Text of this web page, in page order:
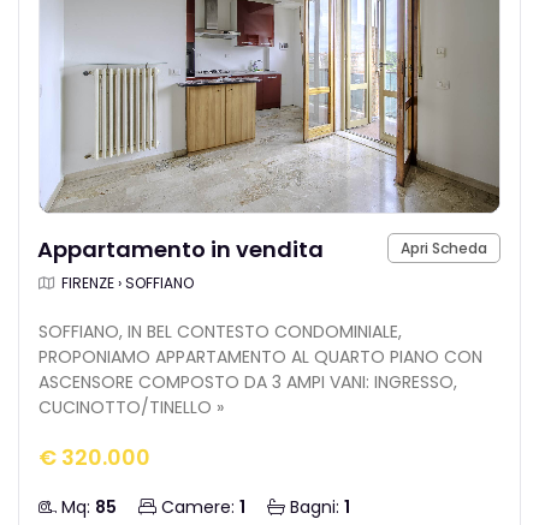
Apri Scheda
Appartamento in vendita
FIRENZE › SOFFIANO
SOFFIANO, IN BEL CONTESTO CONDOMINIALE,
PROPONIAMO APPARTAMENTO AL QUARTO PIANO CON
ASCENSORE COMPOSTO DA 3 AMPI VANI: INGRESSO,
CUCINOTTO/TINELLO »
€ 320.000
Mq: 85 Camere: 1 Bagni: 1